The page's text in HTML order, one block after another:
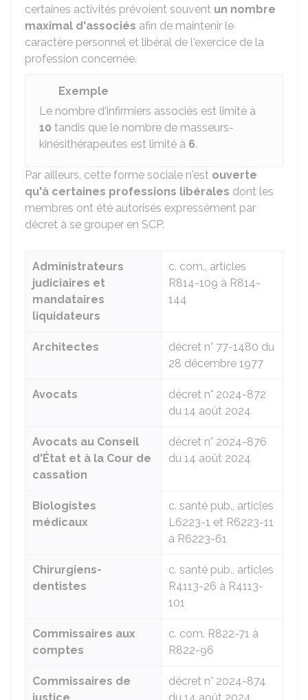
certaines activités prévoient souvent un nombre
maximal d'associés afin de maintenir le
caractère personnel et libéral de l'exercice de la
profession concernée.
Exemple
Le nombre d'infirmiers associés est limité à
10 tandis que le nombre de masseurs-
kinésithérapeutes est limité à 6.
Par ailleurs, cette forme sociale n'est ouverte
qu'à certaines professions libérales dont les
membres ont été autorisés expressément par
décret à se grouper en SCP.
Administrateurs
judiciaires et
mandataires
liquidateurs
c. com., articles
R814-109 à R814-
144
Architectes
décret n° 77-1480 du
28 décembre 1977
Avocats
décret n° 2024-872
du 14 août 2024
Avocats au Conseil
d'État et à la Cour de
cassation
décret n° 2024-876
du 14 août 2024
Biologistes
médicaux
c. santé pub., articles
L6223-1 et R6223-11
à R6223-61
Chirurgiens-
dentistes
c. santé pub., articles
R4113-26 à R4113-
101
Commissaires aux
comptes
c. com. R822-71 à
R822-96
Commissaires de
décret n° 2024-874